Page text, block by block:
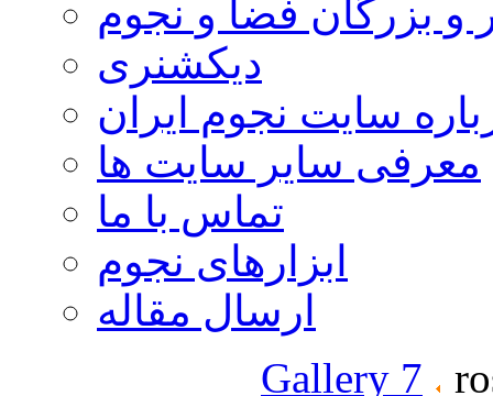
و بزرگان فضا و نجوم
دیکشنری
سایت نجوم ایران
معرفی سایر سایت ها
تماس با ما
ابزارهای نجوم
ارسال مقاله
Gallery 7